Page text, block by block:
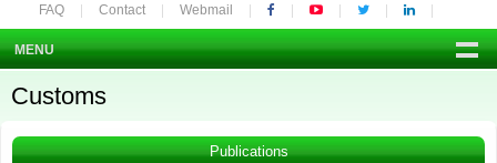
FAQ Contact Webmail
MENU
Customs
Publications